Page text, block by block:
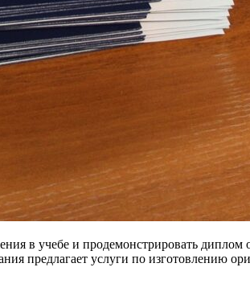
в учебе и продемонстрировать
предлагает услуги по изготовлению